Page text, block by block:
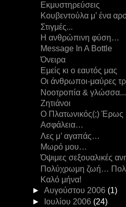
Εκμυστηρεύσεις
Κουβεντούλα μ’ ένα
Στιγμές...
Η ανθρώπινη φύση…
Message In A Bottle
Όνειρα
Εμείς κι ο εαυτός μας
Οι άνθρωποι-μαύρες
Νοοτροπία & γλώσσα...
Ζητιάνοι
Ο Πλατωνικός(;) Έρως
Ασφάλεια…
Λες μ’ αγαπάς…
Μωρό μου…
Όψιμες σεξουαλικές
Πολύχρωμη ζωή…
Καλό μήνα!
► Αυγούστου 2006 (1)
►
Ιουλίου 2006 (24)